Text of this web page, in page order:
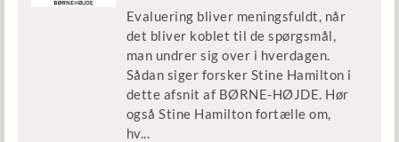
kommunikationsrådgiver
Vi hører også om, hvordan
børnehuset Hyldegården i Gladsaxe
har arbejdet med at udvikle deres
samarbejde, så det er trygt at tale
om pædagogisk praksis, også når
tingene ikke går helt som planlagt.
Evaluering bliver meningsfuldt, når
det bliver koblet til de spørgsmål,
man undrer sig over i hverdagen.
Sådan siger forsker Stine Hamilton i
dette afsnit af BØRNE-HØJDE. Hør
også Stine Hamilton fortælle om,
hv...